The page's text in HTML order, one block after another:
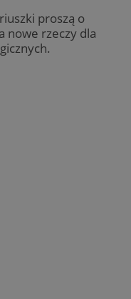
proszą o
nowe rzeczy dla